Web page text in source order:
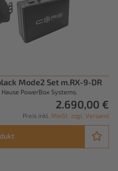
Mode2 Set m.RX-9-DR
PowerBox Systems.
2.690,00 €
Preis inkl. MwSt. zzgl. Versand